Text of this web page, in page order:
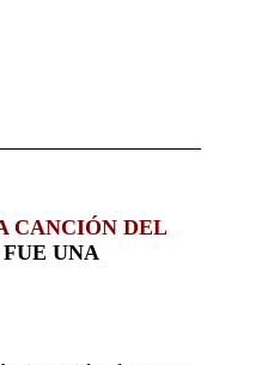
CANCIÓN DEL
FUE UNA